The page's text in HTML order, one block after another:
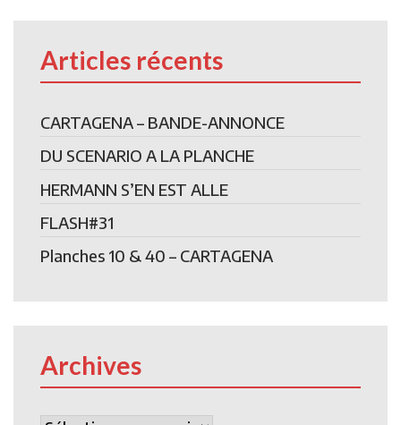
Articles récents
CARTAGENA – BANDE-ANNONCE
DU SCENARIO A LA PLANCHE
HERMANN S’EN EST ALLE
FLASH#31
Planches 10 & 40 – CARTAGENA
Archives